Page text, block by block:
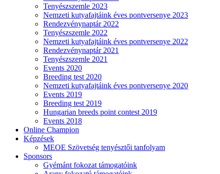
Tenyészszemle 2023
Nemzeti kutyafajtáink éves pontversenye 2023
Rendezvénynaptár 2022
Tenyészszemle 2022
Nemzeti kutyafajtáink éves pontversenye 2022
Rendezvénynaptár 2021
Tenyészszemle 2021
Events 2020
Breeding test 2020
Nemzeti kutyafajtáink éves pontversenye 2020
Events 2019
Breeding test 2019
Hungarian breeds point contest 2019
Events 2018
Online Champion
Képzések
MEOE Szövetség tenyésztői tanfolyam
Sponsors
Gyémánt fokozat támogatóink